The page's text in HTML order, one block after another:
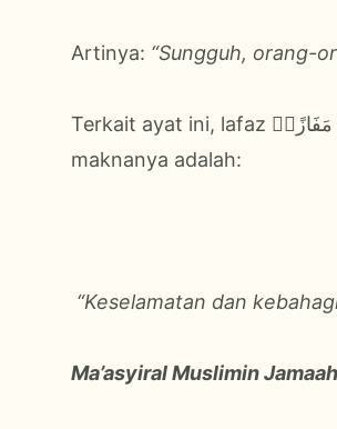
Artinya: “Sungguh, orang-
maknanya adalah:
“Keselamatan dan
Ma’asyiral Muslimin